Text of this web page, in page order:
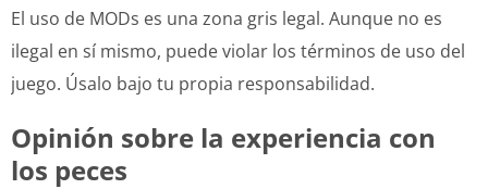
El uso de MODs es una zona gris legal. Aunque no es
ilegal en sí mismo, puede violar los términos de uso del
juego. Úsalo bajo tu propia responsabilidad.
Opinión sobre la experiencia con
los peces